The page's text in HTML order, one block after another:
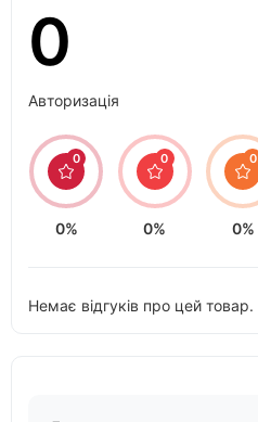
0
Авторизація
0
0%
0
0%
0
0%
Немає відгуків про цей товар.